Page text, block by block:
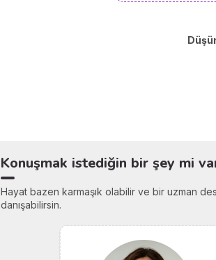
Konuşmak istediğin bir şey mi
Hayat bazen karmaşık olabilir ve bir uzman
danışabilirsin.